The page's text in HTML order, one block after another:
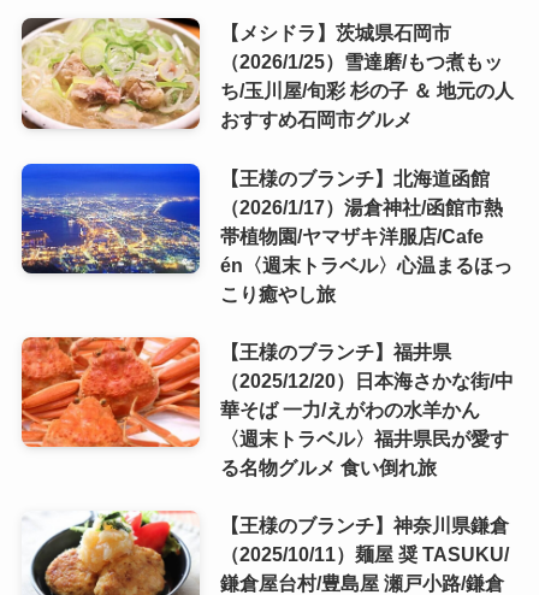
【メシドラ】茨城県石岡市
（2026/1/25）雪達磨/もつ煮もッ
ち/玉川屋/旬彩 杉の子 ＆ 地元の人
おすすめ石岡市グルメ
【王様のブランチ】北海道函館
（2026/1/17）湯倉神社/函館市熱
帯植物園/ヤマザキ洋服店/Cafe
én〈週末トラベル〉心温まるほっ
こり癒やし旅
【王様のブランチ】福井県
（2025/12/20）日本海さかな街/中
華そば 一力/えがわの水羊かん
〈週末トラベル〉福井県民が愛す
る名物グルメ 食い倒れ旅
【王様のブランチ】神奈川県鎌倉
（2025/10/11）麺屋 奨 TASUKU/
鎌倉屋台村/豊島屋 瀬戸小路/鎌倉